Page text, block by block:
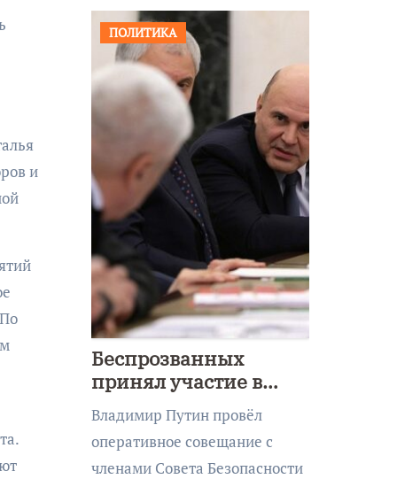
и
ПОЛИТИКА
Беспрозванных
принял участие в
совещании Совбеза
под руководством
Путина
Владимир Путин провёл
оперативное совещание с
членами Совета Безопасности